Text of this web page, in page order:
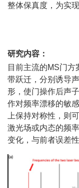
整体保真度，为实
研究内容：
目前主流的MS门
带跃迁，分别诱导
形，使门操作后声
作对频率漂移的敏
上保持对称性，则
激光场或内态的频
变化，与前者误差